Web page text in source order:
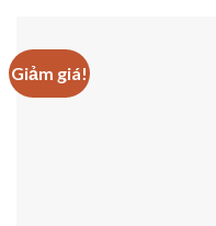
Giảm giá!